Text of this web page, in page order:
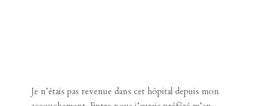
Je n’étais pas revenue dans cet hôpital depuis mon